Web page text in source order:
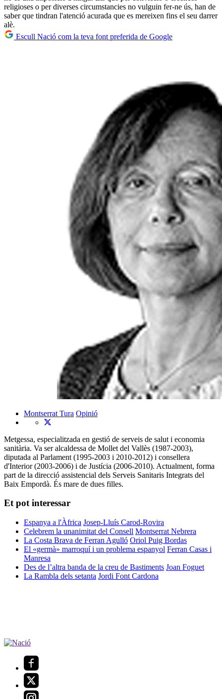
religioses o per diverses circumstancies no vulguin fer-ne ús, han de
saber que tindran l'atenció acurada que es mereixen fins el seu darrer
alè.
Escull Nació com la teva font preferida de Google
Montserrat Tura Opinió
Metgessa, especialitzada en gestió de serveis de salut i economia
sanitària. Va ser alcaldessa de Mollet del Vallès (1987-2003),
diputada al Parlament (1995-2003 i 2010-2012) i consellera
d'Interior (2003-2006) i de Justícia (2006-2010). Actualment, forma
part de la direcció assistencial dels Serveis Sanitaris Integrats del
Baix Empordà. És mare de dues filles.
Et pot interessar
Espanya a l'Àfrica Josep-Lluís Carod-Rovira
Celebrem la unanimitat del Consell Montserrat Nebrera
La Costa Brava de Ferran Agulló Oriol Puig Bordas
El «germà» marroquí i un problema espanyol Ferran Casas i
Manresa
Des de l’altra banda de la creu de Bastiments Joan Foguet
La Rambla dels setanta Jordi Font Cardona